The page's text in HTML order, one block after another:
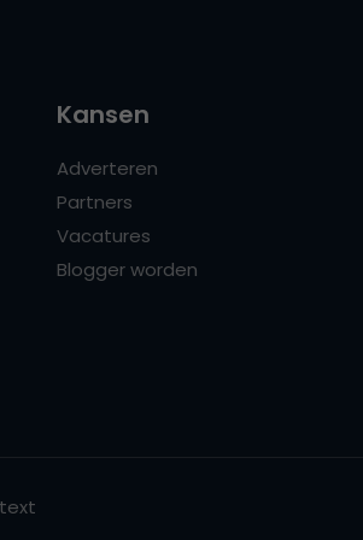
Kansen
Adverteren
Partners
Vacatures
Blogger worden